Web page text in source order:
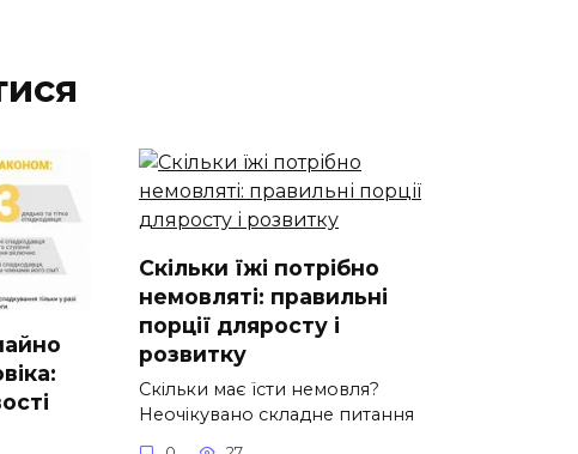
Скільки їжі потрібно
немовляті: правильні
порції дляросту і
розвитку
Скільки має їсти немовля?
Неочікувано складне питання